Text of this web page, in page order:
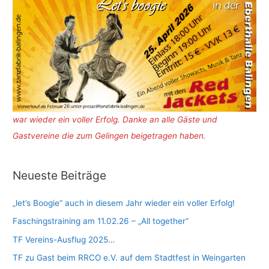
war wieder ein voller Erfolg. Danke an alle Gäste und
Gastvereine die zum Gelingen beigetragen haben.
Neueste Beiträge
„let’s Boogie“ auch in diesem Jahr wieder ein voller Erfolg!
Faschingstraining am 11.02.26 – „All together“
TF Vereins-Ausflug 2025…
TF zu Gast beim RRCO e.V. auf dem Stadtfest in Weingarten